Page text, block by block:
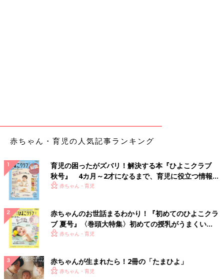
赤ちゃん・育児の人気記事ランキング
育児の困ったがズバリ！解決する本『ひよこクラブ
秋号』 4カ月～2才になるまで、育児に役立つ情報が
いっぱい！
赤ちゃん・育児
赤ちゃんのお世話まるわかり！『初めてのひよこクラ
ブ 夏号』〈巻頭大特集〉初めての授乳がうまくい
く！ おっぱい・ミルクの基本と夏のトラブル 解決テ
赤ちゃん・育児
赤ちゃんが生まれたら！2冊の「たまひよ」
赤ちゃん・育児